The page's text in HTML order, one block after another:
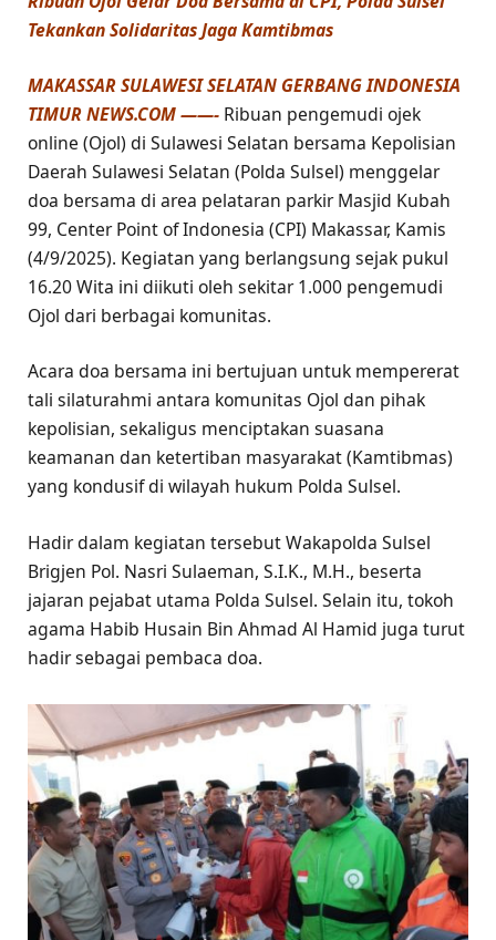
Tekankan Solidaritas Jaga Kamtibmas
MAKASSAR SULAWESI SELATAN GERBANG INDONESIA
TIMUR NEWS.COM ——- Ribuan pengemudi ojek
online (Ojol) di Sulawesi Selatan bersama Kepolisian
Daerah Sulawesi Selatan (Polda Sulsel) menggelar
doa bersama di area pelataran parkir Masjid Kubah
99, Center Point of Indonesia (CPI) Makassar, Kamis
(4/9/2025). Kegiatan yang berlangsung sejak pukul
16.20 Wita ini diikuti oleh sekitar 1.000 pengemudi
Ojol dari berbagai komunitas.
Acara doa bersama ini bertujuan untuk mempererat
tali silaturahmi antara komunitas Ojol dan pihak
kepolisian, sekaligus menciptakan suasana
keamanan dan ketertiban masyarakat (Kamtibmas)
yang kondusif di wilayah hukum Polda Sulsel.
Hadir dalam kegiatan tersebut Wakapolda Sulsel
Brigjen Pol. Nasri Sulaeman, S.I.K., M.H., beserta
jajaran pejabat utama Polda Sulsel. Selain itu, tokoh
agama Habib Husain Bin Ahmad Al Hamid juga turut
hadir sebagai pembaca doa.